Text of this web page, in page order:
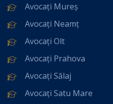
Avocați Mureș
Avocați Neamț
Avocați Olt
Avocați Prahova
Avocați Sălaj
Avocați Satu Mare